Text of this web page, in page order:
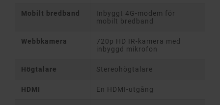
Mobilt bredband
Inbyggt 4G-modem för
mobilt bredband
Webbkamera
720p HD IR-kamera med
inbyggd mikrofon
Högtalare Stereohögtalare
HDMI En HDMI-utgång